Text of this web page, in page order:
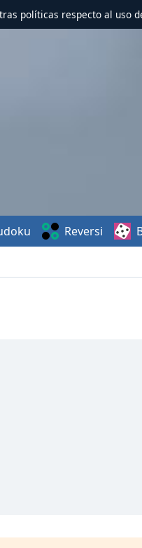
políticas respecto al uso
Reversi